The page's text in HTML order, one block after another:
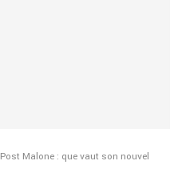
Post Malone : que vaut son nouvel